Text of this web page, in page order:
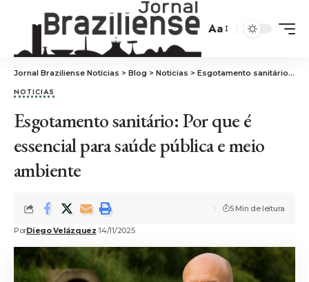
Aa
Jornal Braziliense Notícias > Blog > Noticias > Esgotamento sanitário: Por que é essencial para saúde pública e meio ambiente
NOTICIAS
Esgotamento sanitário: Por que é
essencial para saúde pública e meio
ambiente
PorDiego Velázquez 14/11/2025
5 Min de leitura